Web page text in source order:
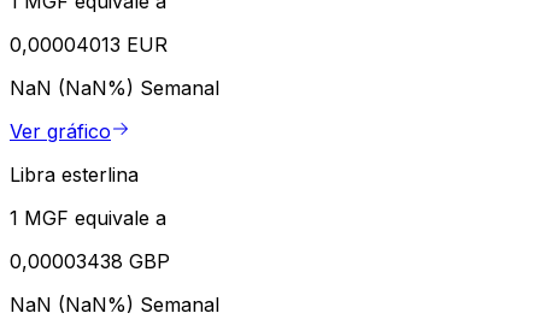
0,00004013 EUR
NaN (NaN%) Semanal
Ver gráfico
Libra esterlina
1 MGF equivale a
0,00003438 GBP
NaN (NaN%) Semanal